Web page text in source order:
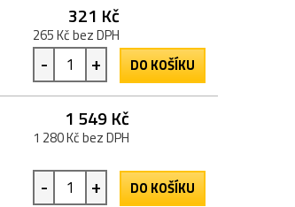
321 Kč
265 Kč bez DPH
- + DO KOŠÍKU
1 549 Kč
1 280 Kč bez DPH
- + DO KOŠÍKU